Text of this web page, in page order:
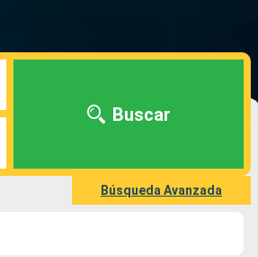
Buscar
Búsqueda Avanzada